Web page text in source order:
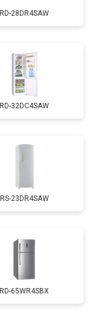
RD-28DR4SAW
RD-32DC4SAW
RS-23DR4SAW
RD-65WR4SBX